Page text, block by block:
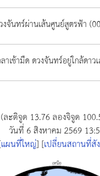
งจันทร์ผ่านเส้นศูนย์สูตรฟ้า
ลาเช้ามืด ดวงจันทร์อยู่ใกล้ดาว
ะติจูด 13.76 ลองจิจูด
วันที่ 6 สิงหาคม 2569
แผนที่ใหญ่] [เปลี่ยนสถานที่สั